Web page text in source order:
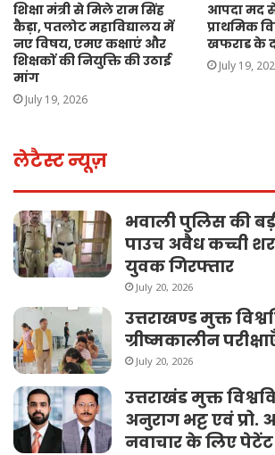
शिक्षा मंत्री से मिले राम सिंह
कैड़ा, पतलोट महाविद्यालय में
नए विषय, एमए कक्षाएं और
शिक्षकों की नियुक्ति की उठाई
मांग
July 19, 2026
आपदा मद
प्राथमिक
खफराड के
July 19,
लेटैस्ट न्यूज़
भवाली पुलिस की
पाउच अवैध कच्ची
युवक गिरफ्तार
July 20, 2026
उत्तराखण्ड मुक्त
ग्रीष्मकालीन
July 20, 2026
उत्तराखंड मुक्त
अनुराग भट्ट एवं प्रो.
नवाचार के लिए पेटेंट